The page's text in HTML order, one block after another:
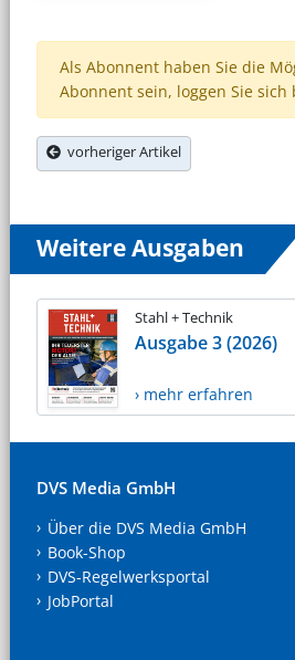
Als Abonnent haben Sie die
Abonnent sein, loggen Sie sich
vorheriger Artikel
Weitere Ausgaben
Stahl + Technik
Ausgabe 3 (2026)
› mehr erfahren
DVS Media GmbH
Über die DVS Media GmbH
Book-Shop
DVS-Regelwerksportal
JobPortal